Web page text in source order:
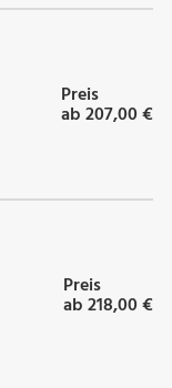
Preis
ab 207,00 €
Preis
ab 218,00 €